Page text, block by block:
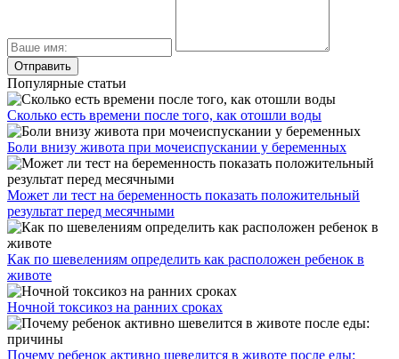
Популярные статьи
Сколько есть времени после того, как отошли воды
Боли внизу живота при мочеиспускании у беременных
Может ли тест на беременность показать положительный
результат перед месячными
Как по шевелениям определить как расположен ребенок в
животе
Ночной токсикоз на ранних сроках
Почему ребенок активно шевелится в животе после еды: